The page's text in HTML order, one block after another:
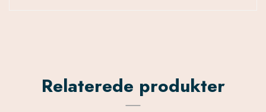
Relaterede produkter